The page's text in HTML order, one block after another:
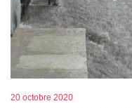
20 octobre 2020